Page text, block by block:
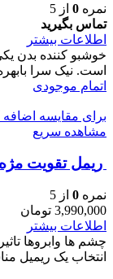
نمره 0 از 5
تماس بگیرید
اطلاعات بیشتر
خوشبو کننده بدن
است. نیک سرا
اتمام موجودی
برای مقایسه اضافه
مشاهده سریع
ريمل تقويت
نمره 0 از 5
3,990,000 تومان
اطلاعات بیشتر
چشم ها وابروها
انتخاب یک ریمیل